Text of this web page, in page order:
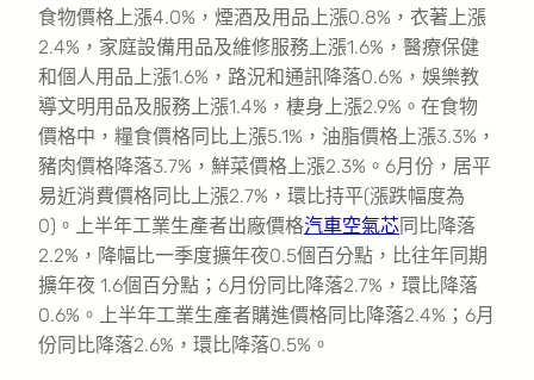
食物價格上漲4.0%，煙酒及用品上漲0.8%，衣著上漲
2.4%，家庭設備用品及維修服務上漲1.6%，醫療保健
和個人用品上漲1.6%，路況和通訊降落0.6%，娛樂教
導文明用品及服務上漲1.4%，棲身上漲2.9%。在食物
價格中，糧食價格同比上漲5.1%，油脂價格上漲3.3%，
豬肉價格降落3.7%，鮮菜價格上漲2.3%。6月份，居平
易近消費價格同比上漲2.7%，環比持平(漲跌幅度為
0)。上半年工業生產者出廠價格汽車空氣芯同比降落
2.2%，降幅比一季度擴年夜0.5個百分點，比往年同期
擴年夜 1.6個百分點；6月份同比降落2.7%，環比降落
0.6%。上半年工業生產者購進價格同比降落2.4%；6月
份同比降落2.6%，環比降落0.5%。